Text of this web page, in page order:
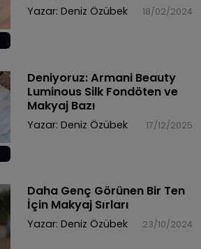
Yazar: Deniz Özübek 18/02/2024
Deniyoruz: Armani Beauty
Luminous Silk Fondöten ve
Makyaj Bazı
Yazar: Deniz Özübek 17/12/2025
Daha Genç Görünen Bir Ten
İçin Makyaj Sırları
Yazar: Deniz Özübek 23/10/2024